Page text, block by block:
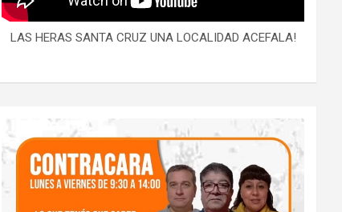
LAS HERAS SANTA CRUZ UNA LOCALIDAD ACEFALA!